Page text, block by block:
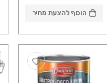
הוסף להצעת מחיר